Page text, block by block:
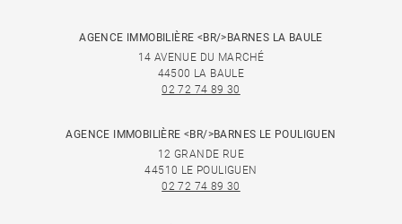
AGENCE IMMOBILIÈRE <BR/>BARNES LA BAULE
14 AVENUE DU MARCHÉ
44500 LA BAULE
02 72 74 89 30
AGENCE IMMOBILIÈRE <BR/>BARNES LE POULIGUEN
12 GRANDE RUE
44510 LE POULIGUEN
02 72 74 89 30